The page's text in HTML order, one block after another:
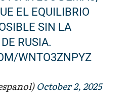
EL EQUILIBRIO
SIN LA
RUSIA.
WNTO3ZNPYZ
October 2, 2025